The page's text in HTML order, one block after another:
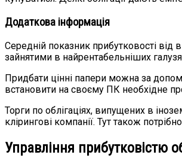
Додаткова інформація
Середній показник прибутковості від
зайнятими в найрентабельніших
Придбати цінні папери можна за
встановити на своєму ПК необхідне
Торги по облігаціях, випущених в
клірингові компанії. Тут також
Управління прибутковістю